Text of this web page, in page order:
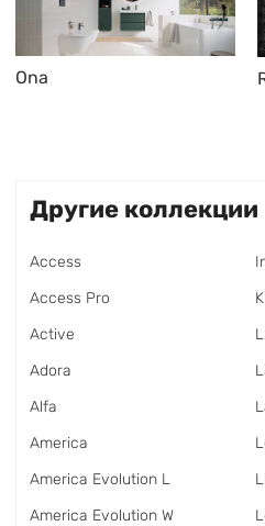
Ona
Другие коллекции
Access
Access Pro
Active
Adora
Alfa
America
America Evolution L
America Evolution W